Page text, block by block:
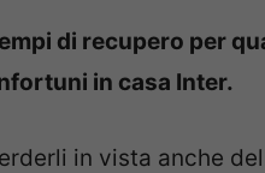
di recupero per
in casa Inter.
in vista anche